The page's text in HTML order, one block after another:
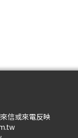
信或來電反映